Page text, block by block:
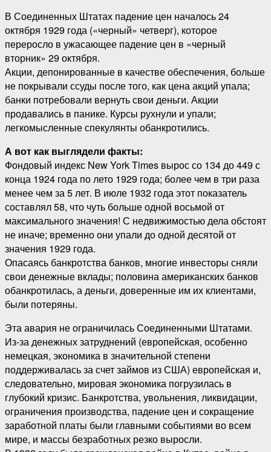
В Соединенных Штатах падение цен началось 24
октября 1929 года («черный» четверг), которое
переросло в ужасающее падение цен в «черный
вторник» 29 октября.
Акции, депонированные в качестве обеспечения, больше
не покрывали ссуды после того, как цена акций упала;
банки потребовали вернуть свои деньги. Акции
продавались в панике. Курсы рухнули и упали;
легкомысленные спекулянты обанкротились.
А вот как выглядели факты:
Фондовый индекс New York Times вырос со 134 до 449 с
конца 1924 года по лето 1929 года; более чем в три раза
менее чем за 5 лет. В июле 1932 года этот показатель
составлял 58, что чуть больше одной восьмой от
максимального значения! С недвижимостью дела обстоят
не иначе; временно они упали до одной десятой от
значения 1929 года.
Опасаясь банкротства банков, многие инвесторы сняли
свои денежные вклады; половина американских банков
обанкротилась, а деньги, доверенные им их клиентами,
были потеряны.
Эта авария не ограничилась Соединенными Штатами.
Из-за денежных затруднений (европейская, особенно
немецкая, экономика в значительной степени
поддерживалась за счет займов из США) европейская и,
следовательно, мировая экономика погрузилась в
глубокий кризис. Банкротства, увольнения, ликвидации,
ограничения производства, падение цен и сокращение
заработной платы были главными событиями во всем
мире, и массы безработных резко выросли.